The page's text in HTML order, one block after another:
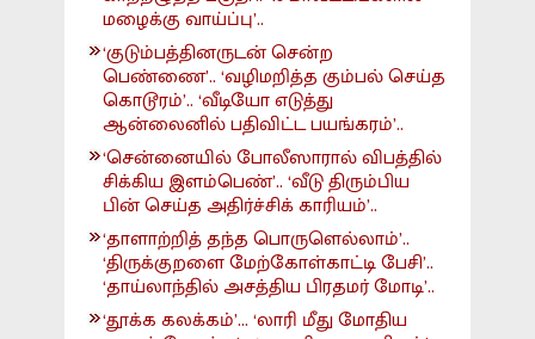
மழைக்கு வாய்ப்பு’..
‘குடும்பத்தினருடன் சென்ற
பெண்ணை’.. ‘வழிமறித்த கும்பல் செய்த
கொடூரம்’.. ‘வீடியோ எடுத்து
ஆன்லைனில் பதிவிட்ட பயங்கரம்’..
‘சென்னையில் போலீஸாரால் விபத்தில்
சிக்கிய இளம்பெண்’.. ‘வீடு திரும்பிய
பின் செய்த அதிர்ச்சிக் காரியம்’..
‘தாளாற்றித் தந்த பொருளெல்லாம்’..
‘திருக்குறளை மேற்கோள்காட்டி பேசி’..
‘தாய்லாந்தில் அசத்திய பிரதமர் மோடி’..
‘தூக்க கலக்கம்’... ‘லாரி மீது மோதிய